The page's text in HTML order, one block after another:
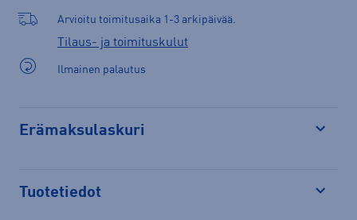
Arvioitu toimitusaika 1-3 arkipäivää.
Tilaus- ja toimituskulut
Ilmainen palautus
Erämaksulaskuri
Tuotetiedot